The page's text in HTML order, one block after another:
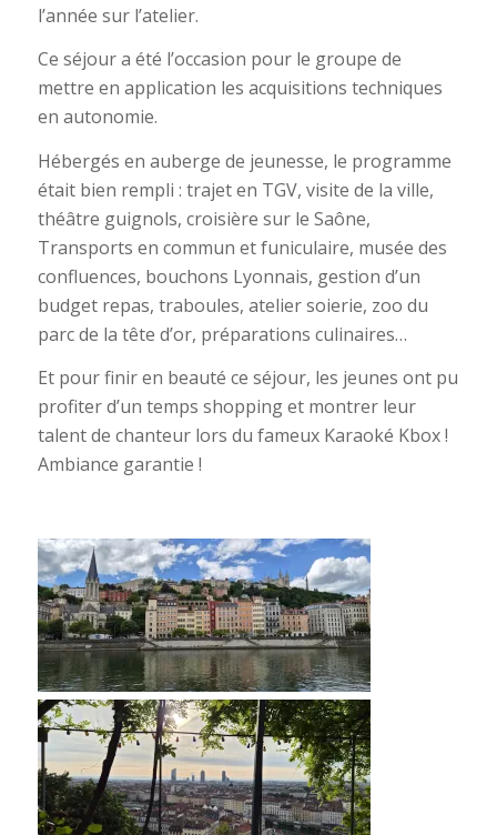
l’année sur l’atelier.
Ce séjour a été l’occasion pour le groupe de
mettre en application les acquisitions techniques
en autonomie.
Hébergés en auberge de jeunesse, le programme
était bien rempli : trajet en TGV, visite de la ville,
théâtre guignols, croisière sur le Saône,
Transports en commun et funiculaire, musée des
confluences, bouchons Lyonnais, gestion d’un
budget repas, traboules, atelier soierie, zoo du
parc de la tête d’or, préparations culinaires…
Et pour finir en beauté ce séjour, les jeunes ont pu
profiter d’un temps shopping et montrer leur
talent de chanteur lors du fameux Karaoké Kbox !
Ambiance garantie !